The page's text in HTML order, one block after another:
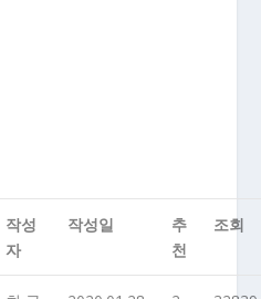
작성
자
작성일
추
천
조회